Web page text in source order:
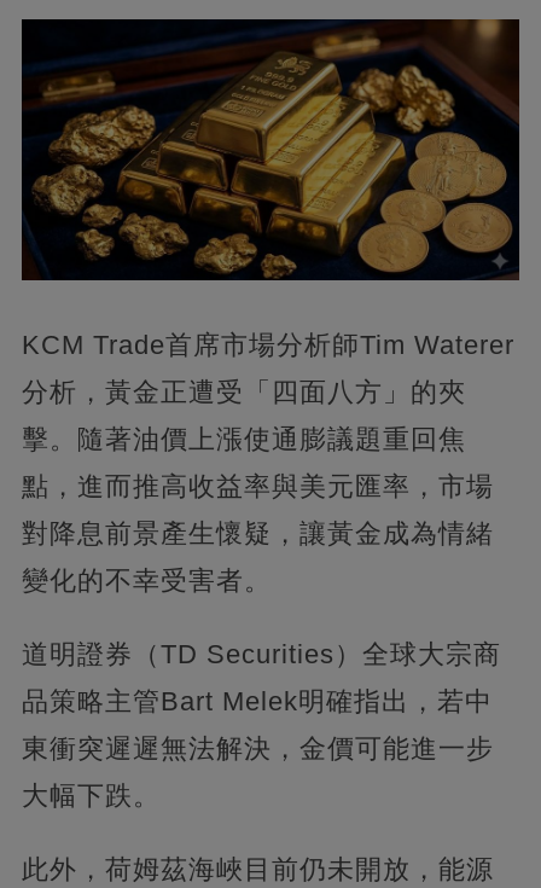
KCM Trade首席市場分析師Tim Waterer
分析，黃金正遭受「四面八方」的夾
擊。隨著油價上漲使通膨議題重回焦
點，進而推高收益率與美元匯率，市場
對降息前景產生懷疑，讓黃金成為情緒
變化的不幸受害者。
道明證券（TD Securities）全球大宗商
品策略主管Bart Melek明確指出，若中
東衝突遲遲無法解決，金價可能進一步
大幅下跌。
此外，荷姆茲海峽目前仍未開放，能源